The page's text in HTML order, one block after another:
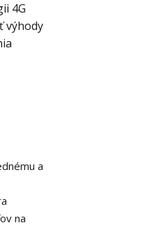
4G
výhody
a
na